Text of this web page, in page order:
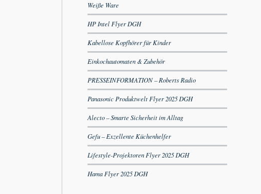
Weiße Ware
HP Intel Flyer DGH
Kabellose Kopfhörer für Kinder
Einkochautomaten & Zubehör
PRESSEINFORMATION – Roberts Radio
Panasonic Produktwelt Flyer 2025 DGH
Alecto – Smarte Sicherheit im Alltag
Gefu – Exzellente Küchenhelfer
Lifestyle-Projektoren Flyer 2025 DGH
Hama Flyer 2025 DGH